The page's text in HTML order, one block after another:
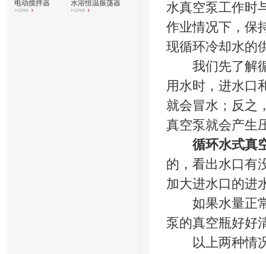
水真空泵工作时
作业情况下，保
现循环冷却水的
我们先了解循
用水时，进水口
就会冒水；反之
真空泵就会产生
循环水式真
的，看出水口有
加大进水口的进
如果水量正常
泵的真空瓶好好
以上两种情况
电动搅拌器 水浴恒温振荡器